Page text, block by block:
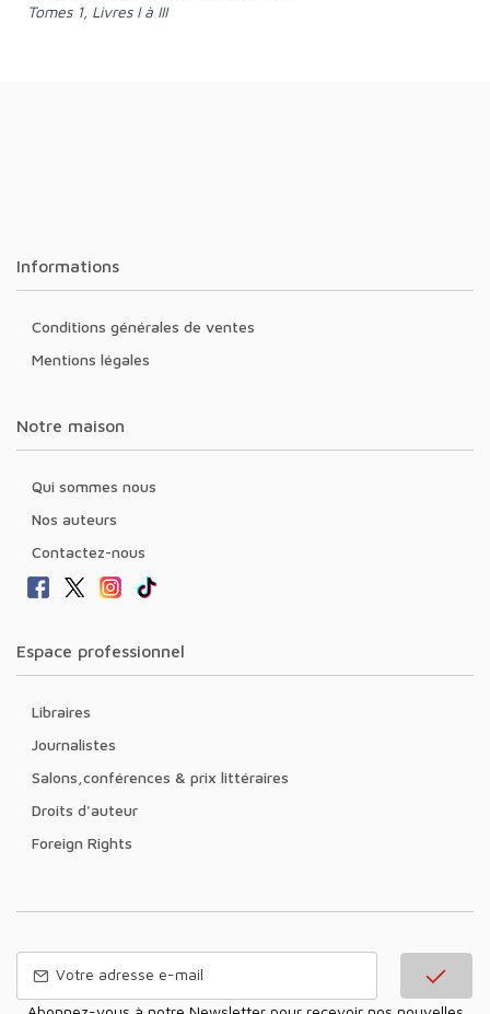
Tomes 1, Livres I à III
Informations
Conditions générales de ventes
Mentions légales
Notre maison
Qui sommes nous
Nos auteurs
Contactez-nous
Espace professionnel
Libraires
Journalistes
Salons,conférences & prix littéraires
Droits d'auteur
Foreign Rights